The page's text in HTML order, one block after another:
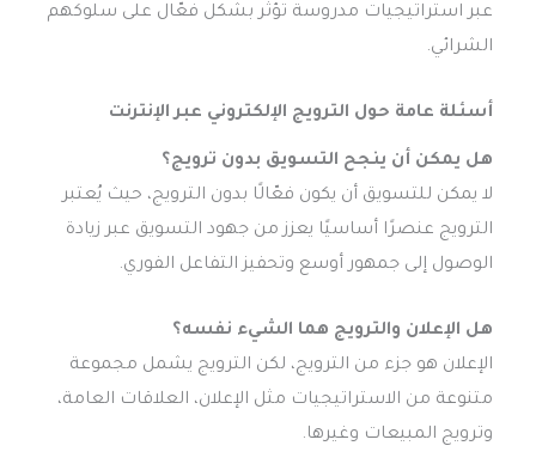
عبر استراتيجيات مدروسة تؤثر بشكل فعّال على سلوكهم
الشرائي.
أسئلة عامة حول الترويج الإلكتروني عبر الإنترنت
هل يمكن أن ينجح التسويق بدون ترويج؟
لا يمكن للتسويق أن يكون فعّالًا بدون الترويج، حيث يُعتبر
الترويج عنصرًا أساسيًا يعزز من جهود التسويق عبر زيادة
الوصول إلى جمهور أوسع وتحفيز التفاعل الفوري.
هل الإعلان والترويج هما الشيء نفسه؟
الإعلان هو جزء من الترويج، لكن الترويج يشمل مجموعة
متنوعة من الاستراتيجيات مثل الإعلان، العلاقات العامة،
وترويج المبيعات وغيرها.